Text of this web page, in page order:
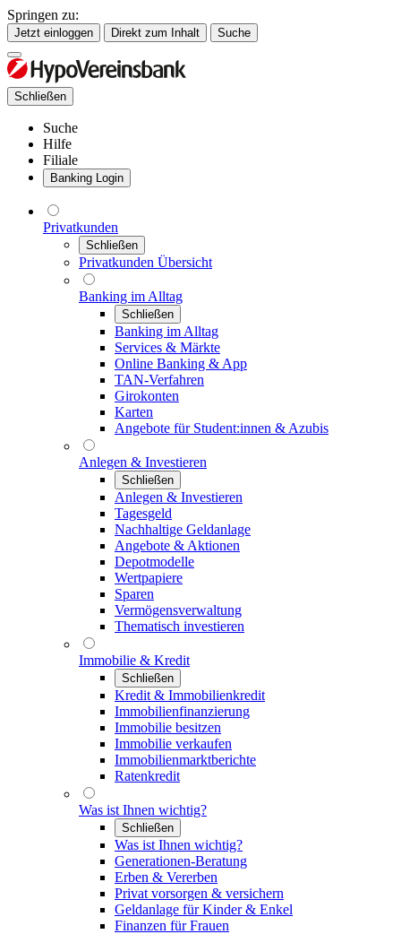
Springen zu:
Jetzt einloggen Direkt zum Inhalt Suche
Schließen
Suche
Hilfe
Filiale
Banking Login
Privatkunden
Schließen
Privatkunden Übersicht
Banking im Alltag
Schließen
Banking im Alltag
Services & Märkte
Online Banking & App
TAN-Verfahren
Girokonten
Karten
Angebote für Student:innen & Azubis
Anlegen & Investieren
Schließen
Anlegen & Investieren
Tagesgeld
Nachhaltige Geldanlage
Angebote & Aktionen
Depotmodelle
Wertpapiere
Sparen
Vermögensverwaltung
Thematisch investieren
Immobilie & Kredit
Schließen
Kredit & Immobilienkredit
Immobilienfinanzierung
Immobilie besitzen
Immobilie verkaufen
Immobilienmarktberichte
Ratenkredit
Was ist Ihnen wichtig?
Schließen
Was ist Ihnen wichtig?
Generationen-Beratung
Erben & Vererben
Privat vorsorgen & versichern
Geldanlage für Kinder & Enkel
Finanzen für Frauen